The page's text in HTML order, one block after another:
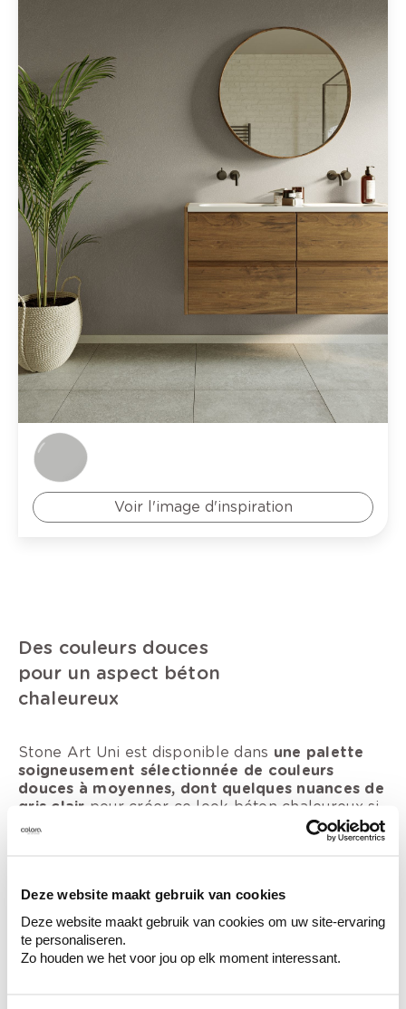
Deze website maakt gebruik van cookies
Deze website maakt gebruik van cookies om uw site-ervaring
te personaliseren.
Zo houden we het voor jou op elk moment interessant.
Voir l'image d'inspiration
Des couleurs douces
pour un aspect béton
chaleureux
Stone Art Uni est disponible dans une palette
soigneusement sélectionnée de couleurs
douces à moyennes, dont quelques nuances de
gris clair pour créer ce look béton chaleureux si
particulier. Ces nuances sont idéales pour créer
une atmosphère calme et harmonieuse dans
visuellement, mais elles renforcent également le
caractère naturel du produit.
Pour une finition durable, appliquez une couche
de vernis incolore Stone Top sur les couleurs